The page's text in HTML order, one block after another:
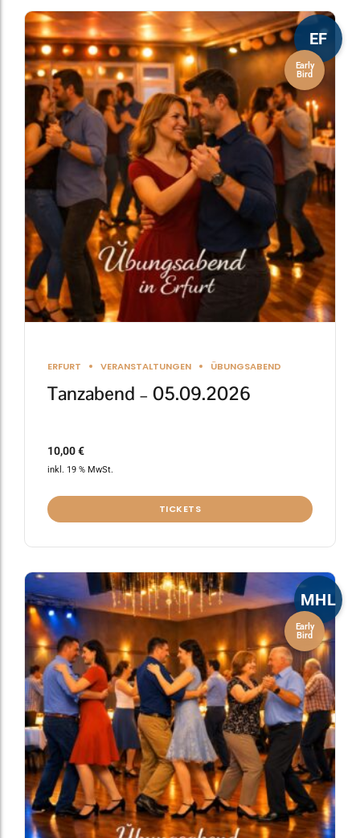
EF
Early
Bird
ERFURT VERANSTALTUNGEN ÜBUNGSABEND
Tanzabend – 05.09.2026
10,00€
inkl. 19 % MwSt.
TICKETS
MHL
Early
Bird